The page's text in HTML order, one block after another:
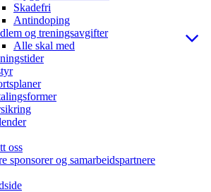
Skadefri
Antindoping
og treningsavgifter
Alle skal med
oss
sponsorer og samarbeidspartnere